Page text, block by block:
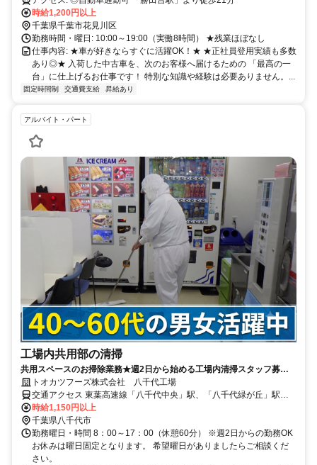
す◎時給1,200円以上
千葉県千葉市花見川区
勤務時間・曜日: 10:00～19:00（実働8時間） ★残業ほぼなし
仕事内容: ★車が好きならすぐに活躍OK！★ ★正社員登用実績も多数
あり◎★ 入荷した中古車を、次のお客様へ届けるための 「最高の一
台」に仕上げるお仕事です！ 特別な知識や経験は必要ありません。...
固定時間制 交通費支給 昇給あり
アルバイト・パート
工場内共用部の清掃
共用スペースのお掃除業務★週2日から始める工場内清掃スタッフ募集
★「まだまだ働きたい」を応援
トオカツフーズ株式会社 八千代工場
交通アクセス 東葉高速線「八千代中央」駅、「八千代緑が丘」駅よ
り送迎バス10分 京成本線「八千代台」駅より送迎バス15分
時給1,150円以上
千葉県八千代市
勤務曜日・時間 8：00～17：00（休憩60分） ※週2日からの勤務OK
お休みは曜日固定となります。 希望曜日がありましたらご相談くだ
さい。